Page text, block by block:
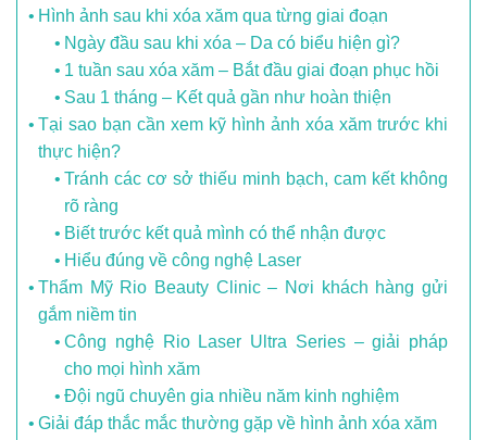
Hình ảnh sau khi xóa xăm qua từng giai đoạn
Ngày đầu sau khi xóa – Da có biểu hiện gì?
1 tuần sau xóa xăm – Bắt đầu giai đoạn phục hồi
Sau 1 tháng – Kết quả gần như hoàn thiện
Tại sao bạn cần xem kỹ hình ảnh xóa xăm trước khi
thực hiện?
Tránh các cơ sở thiếu minh bạch, cam kết không
rõ ràng
Biết trước kết quả mình có thể nhận được
Hiểu đúng về công nghệ Laser
Thẩm Mỹ Rio Beauty Clinic – Nơi khách hàng gửi
gắm niềm tin
Công nghệ Rio Laser Ultra Series – giải pháp
cho mọi hình xăm
Đội ngũ chuyên gia nhiều năm kinh nghiệm
Giải đáp thắc mắc thường gặp về hình ảnh xóa xăm